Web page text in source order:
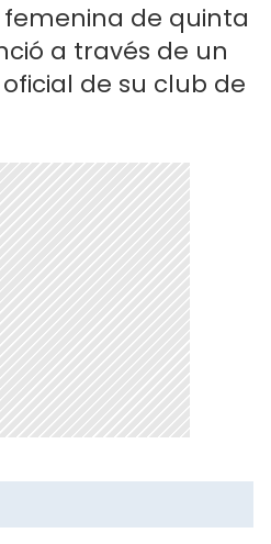
de quinta
a través de un
de su club de